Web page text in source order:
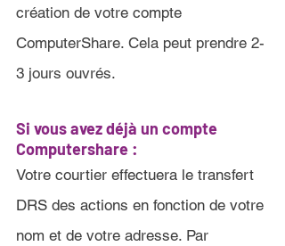
création de votre compte
ComputerShare. Cela peut prendre 2-
3 jours ouvrés.
Si vous avez déjà un compte
Computershare :
Votre courtier effectuera le transfert
DRS des actions en fonction de votre
nom et de votre adresse. Par